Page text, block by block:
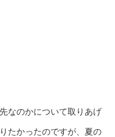
なのかについて取りあげ
たかったのですが、夏の